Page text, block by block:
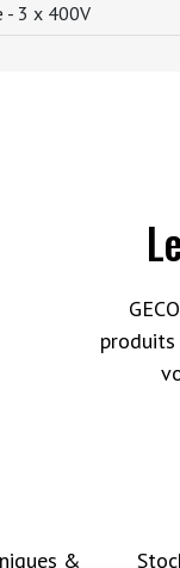
- 3 x 400V
&